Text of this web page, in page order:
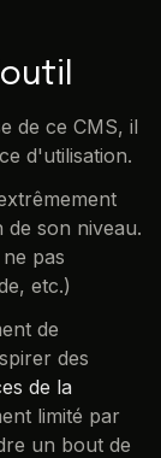
de ce CMS, il
d'utilisation.
son niveau.
pas
etc.)
de
des
de la
limité par
un bout de